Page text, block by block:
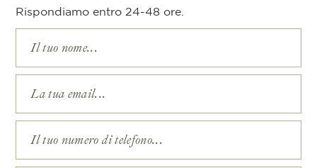
Rispondiamo entro 24-48 ore.